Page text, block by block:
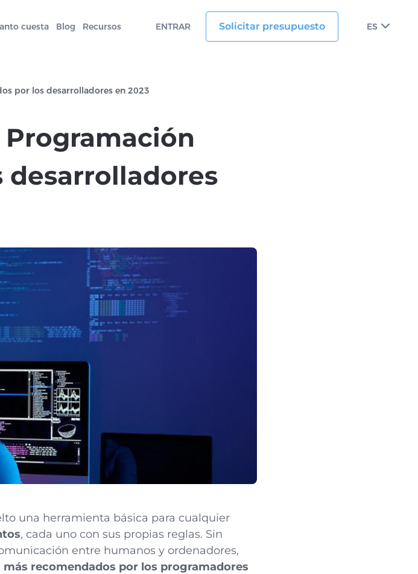
cuesta Blog Recursos ENTRAR Solicitar presupuesto ES
por los desarrolladores en 2023
Programación
una herramienta básica para cualquier
, cada uno con sus propias reglas. Sin
entre humanos y ordenadores,
más recomendados por los programadores